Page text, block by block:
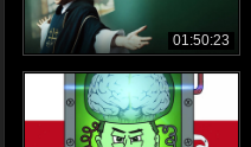
01:50:23